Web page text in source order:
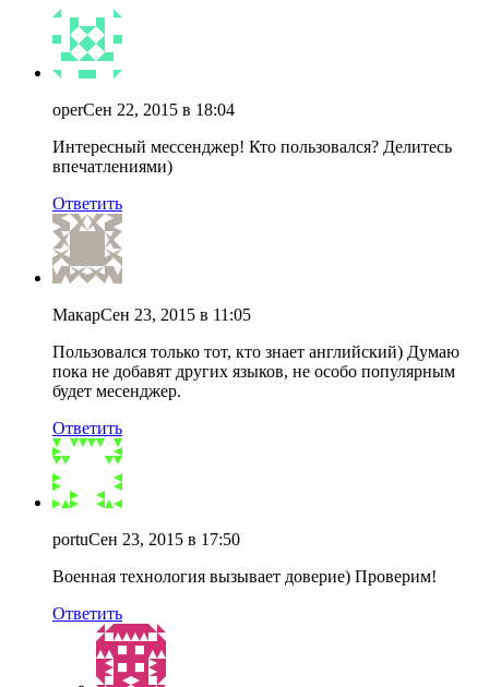
operСен 22, 2015 в 18:04
Интересный мессенджер! Кто пользовался? Делитесь
впечатлениями)
Ответить
МакарСен 23, 2015 в 11:05
Пользовался только тот, кто знает английский) Думаю
пока не добавят других языков, не особо популярным
будет месенджер.
Ответить
portuСен 23, 2015 в 17:50
Военная технология вызывает доверие) Проверим!
Ответить